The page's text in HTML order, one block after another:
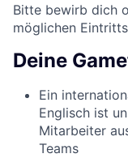
Bitte bewirb dich
möglichen
Deine
Ein
Englisch ist
Mitarbeiter
Teams